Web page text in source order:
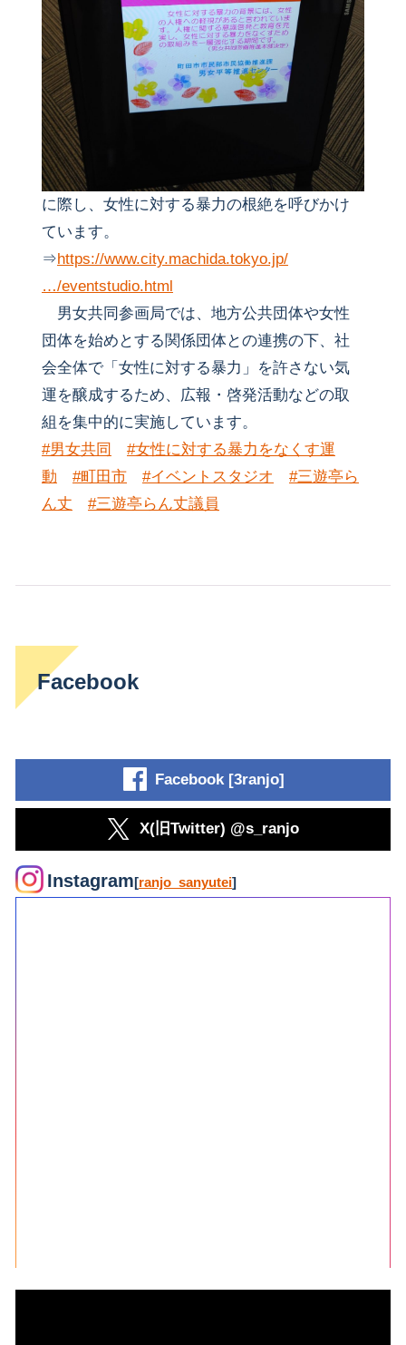
に際し、女性に対する暴力の根絶を呼びかけ
ています。
⇒https://www.city.machida.tokyo.jp/
…/eventstudio.html
男女共同参画局では、地方公共団体や女性
団体を始めとする関係団体との連携の下、社
会全体で「女性に対する暴力」を許さない気
運を醸成するため、広報・啓発活動などの取
組を集中的に実施しています。
#男女共同
#女性に対する暴力をなくす運
動
#町田市 #イベントスタジオ
#三遊亭ら
ん丈
#三遊亭らん丈議員
Facebook
Facebook [3ranjo]
X(旧Twitter) @s_ranjo
Instagram[ranjo_sanyutei]